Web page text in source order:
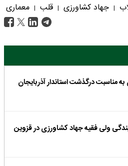
| جهاد کشاورزی | قلب | معماری
مناسبت درگذشت استاندار آذربایجان
ولی فقیه جهاد کشاورزی در قزوین